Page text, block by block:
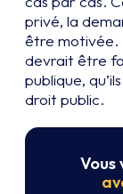
privé, la
être motivée.
devrait être
publique,
droit public.
Vous